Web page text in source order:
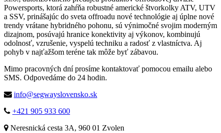
Powersports, ktorá zahŕňa robustné americké štvorkolky ATV, UTV
a SSV, prinášajúc do sveta offroadu nové technológie aj úplne nové
trendy vrátane hybridného pohonu, sú výnimočné svojim moderným
dizajnom, posúvajú hranice konektivity aj výkonov, kombinujú
odolnosť, vzrušenie, vyspelú techniku a radosť z vlastníctva. Aj
pohyb v najťažšom teréne tak môže byť zábavou.
Mimo pracovných dní prosíme kontaktovať pomocou emailu alebo
SMS. Odpovedáme do 24 hodin.
info@segwayslovensko.sk
+421 905 933 600
Neresnická cesta 3A, 960 01 Zvolen